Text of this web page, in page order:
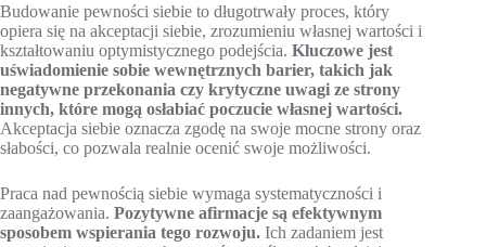
Budowanie pewności siebie to długotrwały proces, który
opiera się na akceptacji siebie, zrozumieniu własnej wartości i
kształtowaniu optymistycznego podejścia. Kluczowe jest
uświadomienie sobie wewnętrznych barier, takich jak
negatywne przekonania czy krytyczne uwagi ze strony
innych, które mogą osłabiać poczucie własnej wartości.
Akceptacja siebie oznacza zgodę na swoje mocne strony oraz
słabości, co pozwala realnie ocenić swoje możliwości.
Praca nad pewnością siebie wymaga systematyczności i
zaangażowania. Pozytywne afirmacje są efektywnym
sposobem wspierania tego rozwoju. Ich zadaniem jest